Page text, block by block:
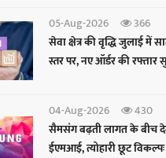
05-Aug-2026
366
सेवा क्षेत्र की वृद्धि जुलाई में
स्तर पर, नए ऑर्डर की
04-Aug-2026
430
सैमसंग बढ़ती लागत के बीच
ईएमआई, त्योहारी छूट